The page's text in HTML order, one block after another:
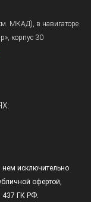
МКАД), в навигаторе
корпус 30
исключительно
офертой,
437 ГК РФ.